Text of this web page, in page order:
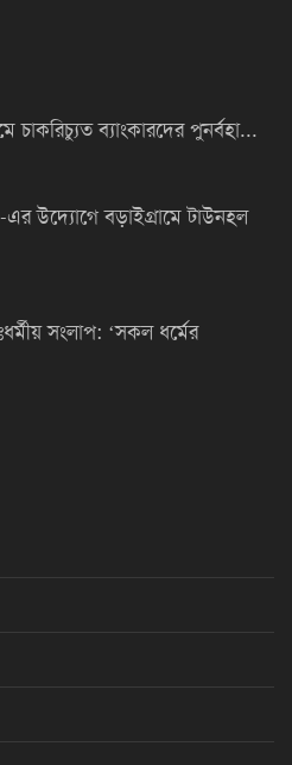
চাকরিচ্যুত ব্যাংকারদের পুনর্বহা...
এর উদ্যোগে বড়াইগ্রামে টাউনহল
সংলাপ: ‘সকল ধর্মের